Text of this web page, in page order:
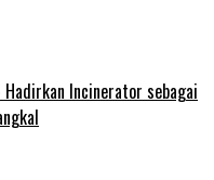
Hadirkan Incinerator sebagai